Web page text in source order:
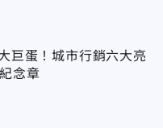
巨蛋！城市行銷六大亮
念章